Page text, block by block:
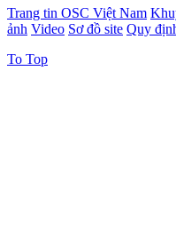
Trang tin OSC Việt Nam
ảnh Video Sơ đồ site Quy
To Top